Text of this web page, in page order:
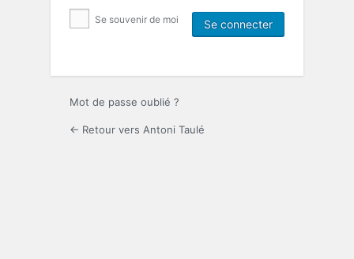
Se souvenir de moi
Mot de passe oublié ?
← Retour vers Antoni Taulé